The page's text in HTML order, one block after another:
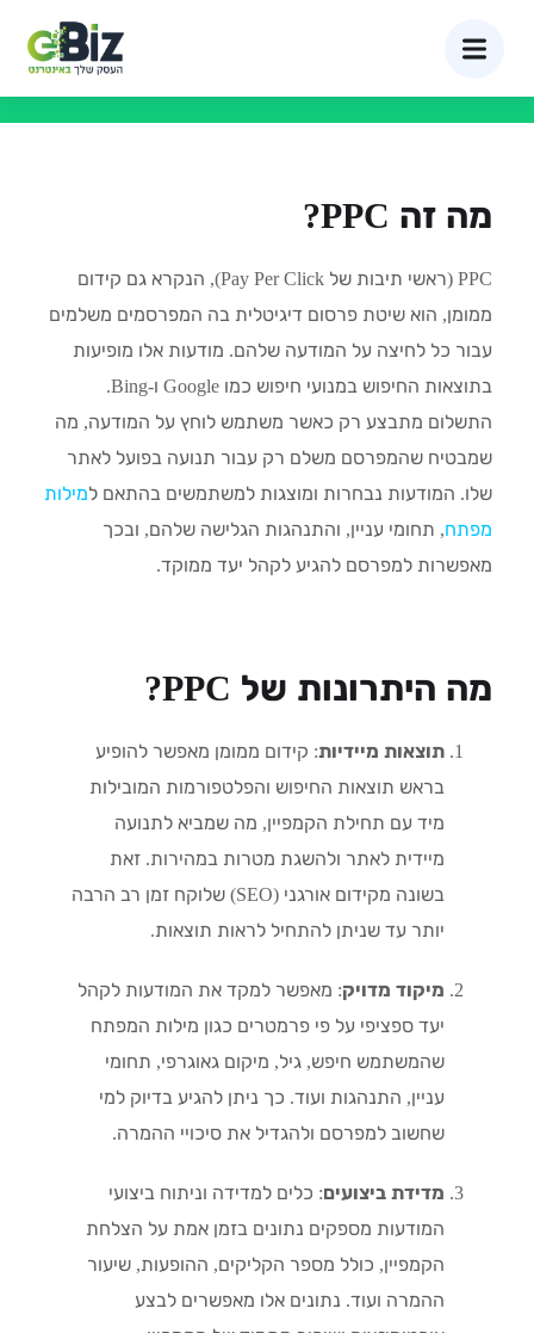
מה זה PPC?
PPC (ראשי תיבות של Pay Per Click), הנקרא גם קידום
ממומן, הוא שיטת פרסום דיגיטלית בה המפרסמים משלמים
עבור כל לחיצה על המודעה שלהם. מודעות אלו מופיעות
בתוצאות החיפוש במנועי חיפוש כמו Google ו-Bing.
התשלום מתבצע רק כאשר משתמש לוחץ על המודעה, מה
שמבטיח שהמפרסם משלם רק עבור תנועה בפועל לאתר
שלו. המודעות נבחרות ומוצגות למשתמשים בהתאם למילות
מפתח, תחומי עניין, והתנהגות הגלישה שלהם, ובכך
מאפשרות למפרסם להגיע לקהל יעד ממוקד.
מה היתרונות של PPC?
תוצאות מיידיות: קידום ממומן מאפשר להופיע
בראש תוצאות החיפוש והפלטפורמות המובילות
מיד עם תחילת הקמפיין, מה שמביא לתנועה
מיידית לאתר ולהשגת מטרות במהירות. זאת
בשונה מקידום אורגני (SEO) שלוקח זמן רב הרבה
יותר עד שניתן להתחיל לראות תוצאות.
מיקוד מדויק: מאפשר למקד את המודעות לקהל
יעד ספציפי על פי פרמטרים כגון מילות המפתח
שהמשתמש חיפש, גיל, מיקום גאוגרפי, תחומי
עניין, התנהגות ועוד. כך ניתן להגיע בדיוק למי
שחשוב למפרסם ולהגדיל את סיכויי ההמרה.
מדידת ביצועים: כלים למדידה וניתוח ביצועי
המודעות מספקים נתונים בזמן אמת על הצלחת
הקמפיין, כולל מספר הקליקים, ההופעות, שיעור
ההמרה ועוד. נתונים אלו מאפשרים לבצע